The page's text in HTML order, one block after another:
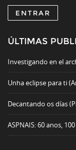
ENTRAR
ÚLTIMAS
Investigando en el
Unha eclipse para ti
Decantando os días
ASPNAIS: 60 anos,